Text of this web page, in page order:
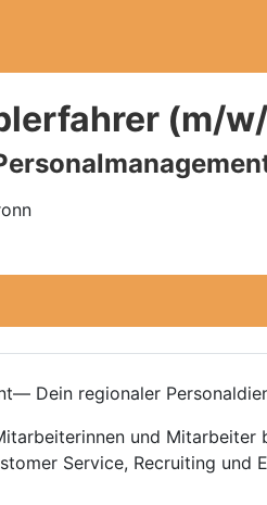
(m/
Dein regionaler
und
Service, Recruiting